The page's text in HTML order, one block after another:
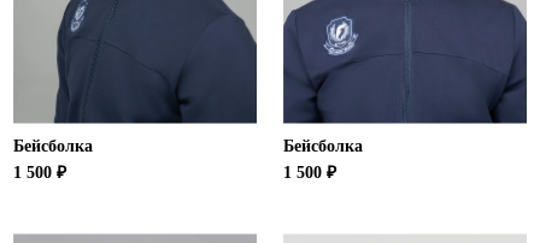
Бейсболка
1 500 ₽
Бейсболка
1 500 ₽